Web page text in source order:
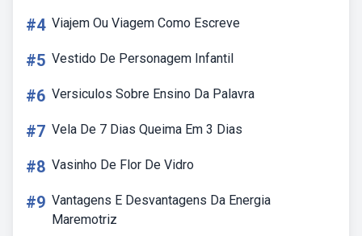
#4 Viajem Ou Viagem Como Escreve
#5 Vestido De Personagem Infantil
#6 Versiculos Sobre Ensino Da Palavra
#7 Vela De 7 Dias Queima Em 3 Dias
#8 Vasinho De Flor De Vidro
#9 Vantagens E Desvantagens Da Energia
Maremotriz